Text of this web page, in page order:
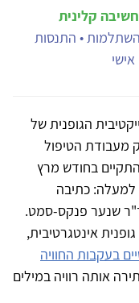
השתלמות • התנסות
הגופנית של
מעבודת הטיפול
התקיים בחודש מרץ
למעלה: כתיבה
ד"ר שנער פנקס-סמט.
אינטגרטיבית,
בעקבות החוויה
אותה רוויה במילים